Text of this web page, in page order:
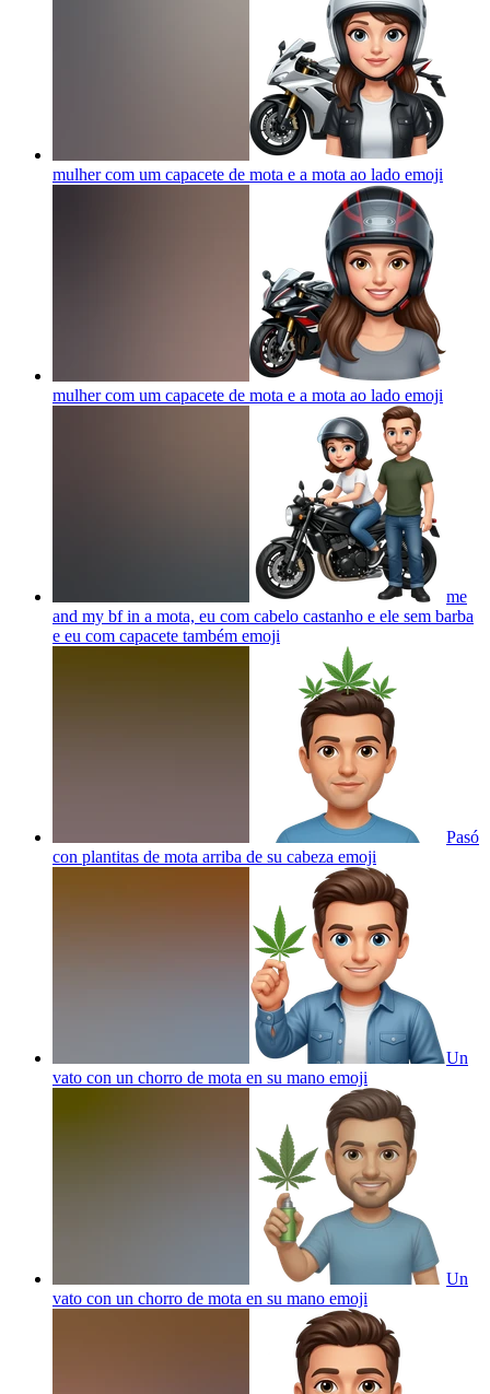
mulher com um capacete de mota e a mota ao lado emoji
mulher com um capacete de mota e a mota ao lado emoji
me
and my bf in a mota, eu com cabelo castanho e ele sem barba
e eu com capacete também emoji
Pasó
con plantitas de mota arriba de su cabeza emoji
Un
vato con un chorro de mota en su mano emoji
Un
vato con un chorro de mota en su mano emoji